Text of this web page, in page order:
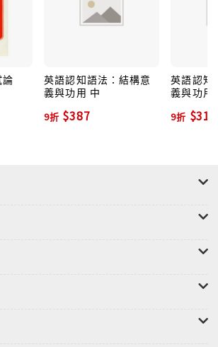
英語認知語法：結構意
義與功用 中
9折 $387
英語認知
義與功用
9折 $315